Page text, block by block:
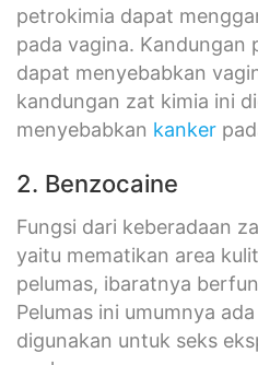
petrokimia dapat
pada vagina. Kandungan
dapat menyebabkan
kandungan zat kimia ini
menyebabkan kanker
2. Benzocaine
Fungsi dari keberadaan
yaitu mematikan area
pelumas, ibaratnya
Pelumas ini umumnya
digunakan untuk seks